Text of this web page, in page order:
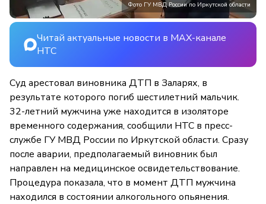
Фото ГУ МВД России по Иркутской области
Читай актуальные новости в MAX-канале
НТС
Суд арестовал виновника ДТП в Заларях, в
результате которого погиб шестилетний мальчик.
32-летний мужчина уже находится в изоляторе
временного содержания, сообщили НТС в пресс-
службе ГУ МВД России по Иркутской области. Сразу
после аварии, предполагаемый виновник был
направлен на медицинское освидетельствование.
Процедура показала, что в момент ДТП мужчина
находился в состоянии алкогольного опьянения.